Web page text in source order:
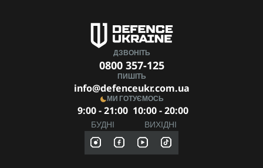
ДЗВОНІТЬ
0800 357-125
ПИШІТЬ
info@defenceukr.com.ua
МИ ГОТУЄМОСЬ
9:00 - 21:00
БУДНІ
10:00 - 20:00
ВИХІДНІ